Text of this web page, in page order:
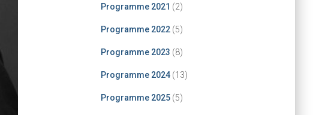
Programme 2021 (2)
Programme 2022(5)
Programme 2023 (8)
Programme 2024(13)
Programme 2025(5)